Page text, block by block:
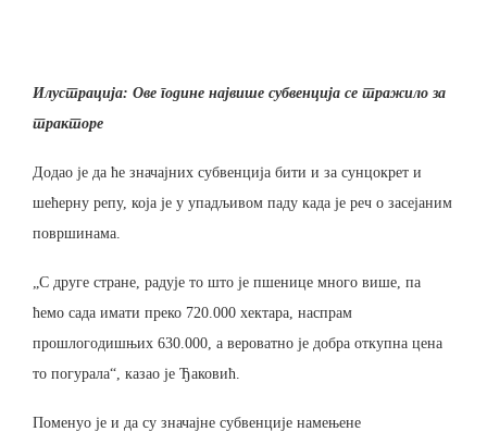
Илустрација: Ове године највише субвенција се тражило за
тракторе
Додао је да ће значајних субвенција бити и за сунцокрет и
шећерну репу, која је у упадљивом паду када је реч о засејаним
површинама.
„С друге стране, радује то што је пшенице много више, па
ћемо сада имати преко 720.000 хектара, наспрам
прошлогодишњих 630.000, а вероватно је добра откупна цена
то погурала“, казао је Ђаковић.
Поменуо је и да су значајне субвенције намењене